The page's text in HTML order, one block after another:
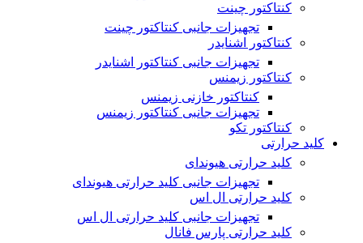
کنتاکتور چینت
تجهیزات جانبی کنتاکتور چینت
کنتاکتور اشنایدر
تجهیزات جانبی کنتاکتور اشنایدر
کنتاکتور زیمنس
کنتاکتور خازنی زیمنس
تجهیزات جانبی کنتاکتور زیمنس
کنتاکتور تکو
کلید حرارتی
کلید حرارتی هیوندای
تجهیزات جانبی کلید حرارتی هیوندای
کلید حرارتی ال اس
تجهیزات جانبی کلید حرارتی ال اس
کلید حرارتی پارس فانال